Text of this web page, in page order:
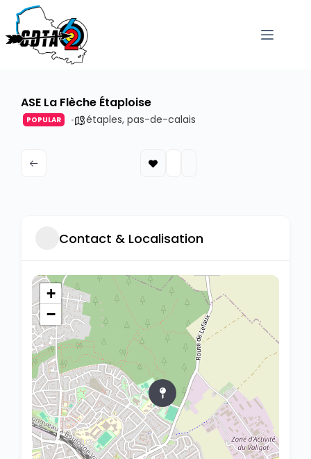
passer
contenu
ASE La Flèche Étaploise
POPULAR étaples, pas-de-calais
Contact & Localisation
+
−